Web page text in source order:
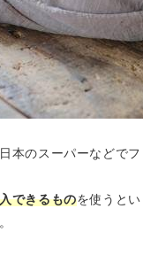
本のスーパーなどで
できるものを使うと